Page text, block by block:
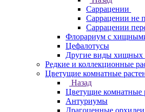
Саррацении
Саррацении не
Саррацении
Флорариум с
Цефалотусы
Другие виды хищных
Редкие и коллекционные
Цветущие комнатные
Назад
Цветущие комнатные
Антуриумы
Драгоценные орхидеи